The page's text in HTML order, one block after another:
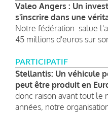
Valeo Angers : Un
s'inscrire dans une
Notre fédération salue
45 millions d'euros sur
PARTICIPATIF
Stellantis: Un véhicule
peut être produit en
donc raison avant tout le
années, notre